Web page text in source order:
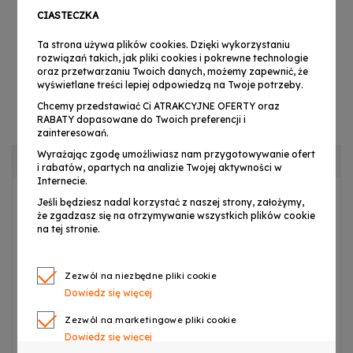
OPIS PRODUKTU
Przewód oświetleniowy DMX marki CABLE4mezostał
wykonany z wykorzystaniem wysokiej jakości
samym bezproblemowe użytkowanie nawet w
ekstremalnych warunkach.
przewód kabel
świateł
57,99 zł
DODAJ DO KOSZYKA
świateł
74,99 zł
DODAJ DO KOSZYKA
CIASTECZKA
Ta strona używa plików cookies. Dzięki wykorzystaniu
rozwiązań takich, jak pliki cookies i pokrewne technologie
oraz przetwarzaniu Twoich danych, możemy zapewnić, że
wyświetlane treści lepiej odpowiedzą na Twoje potrzeby.
Chcemy przedstawiać Ci ATRAKCYJNE OFERTY oraz
RABATY dopasowane do Twoich preferencji i
zainteresowań.
Wyrażając zgodę umożliwiasz nam przygotowywanie ofert
i rabatów, opartych na analizie Twojej aktywności w
Internecie.
Jeśli będziesz nadal korzystać z naszej strony, założymy,
że zgadzasz się na otrzymywanie wszystkich plików cookie
na tej stronie.
Zezwól na niezbędne pliki cookie
Dowiedz się więcej
Zezwól na marketingowe pliki cookie
Dowiedz się więcej